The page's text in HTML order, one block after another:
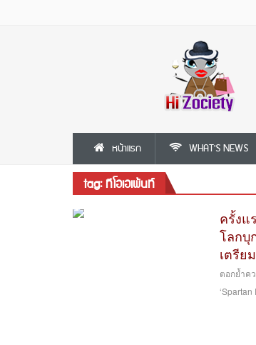
หน้าแรก WHAT'S NEWS
tag: ทีโอเอเพ้นท์
ครั้งแ
โลกบุ
เตรีย
ตอกย้ำค